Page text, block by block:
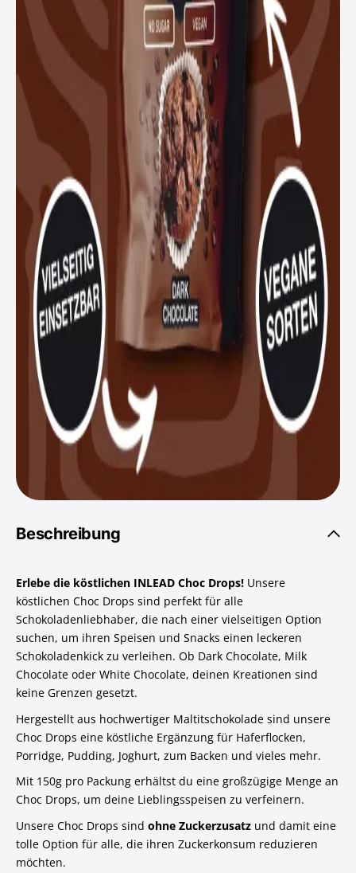
Beschreibung
Erlebe die köstlichen INLEAD Choc Drops! Unsere
köstlichen Choc Drops sind perfekt für alle
Schokoladenliebhaber, die nach einer vielseitigen Option
suchen, um ihren Speisen und Snacks einen leckeren
Schokoladenkick zu verleihen. Ob Dark Chocolate, Milk
Chocolate oder White Chocolate, deinen Kreationen sind
keine Grenzen gesetzt.
Hergestellt aus hochwertiger Maltitschokolade sind unsere
Choc Drops eine köstliche Ergänzung für Haferflocken,
Porridge, Pudding, Joghurt, zum Backen und vieles mehr.
Mit 150g pro Packung erhältst du eine großzügige Menge an
Choc Drops, um deine Lieblingsspeisen zu verfeinern.
Unsere Choc Drops sind ohne Zuckerzusatz und damit eine
tolle Option für alle, die ihren Zuckerkonsum reduzieren
möchten.